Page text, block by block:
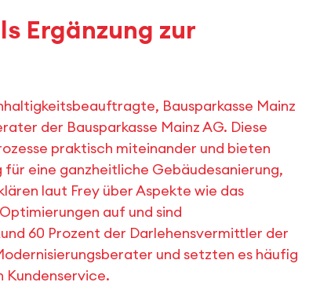
Ergänzung zur
Bausparkasse Mainz
der Bausparkasse Mainz AG. Diese
praktisch miteinander und bieten
eine ganzheitliche Gebäudesanierung,
laut Frey über Aspekte wie das
auf und sind
60 Prozent der Darlehensvermittler der
und setzten es häufig
Kundenservice.